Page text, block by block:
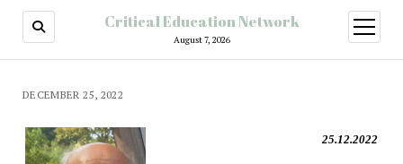
Critical Education Network
August 7, 2026
DECEMBER 25, 2022
25.12.2022